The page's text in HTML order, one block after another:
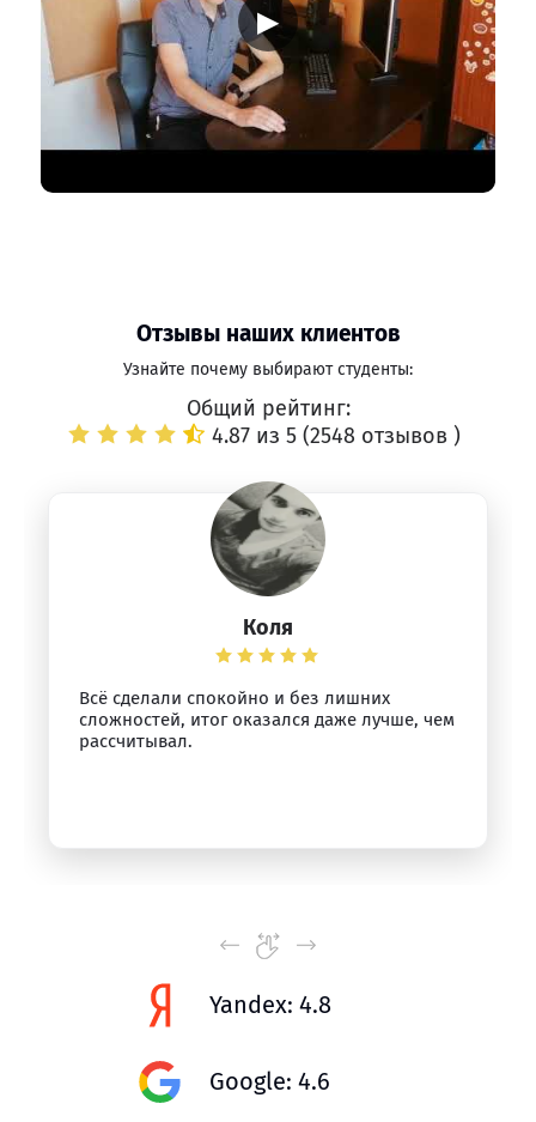
▶
Отзывы наших клиентов
Узнайте почему выбирают студенты:
Общий рейтинг:
4.87 из 5 (2548 отзывов )
Коля
Всё сделали спокойно и без лишних
сложностей, итог оказался даже лучше, чем
рассчитывал.
Yandex: 4.8
Google: 4.6